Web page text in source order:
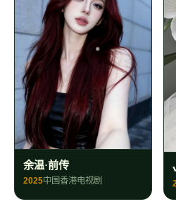
余温·前传
2025中国香港电视剧